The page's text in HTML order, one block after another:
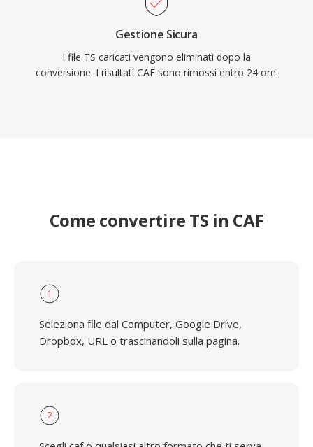
Gestione Sicura
I file TS caricati vengono eliminati dopo la
conversione. I risultati CAF sono rimossi entro 24 ore.
Come convertire TS in CAF
1
Seleziona file dal Computer, Google Drive,
Dropbox, URL o trascinandoli sulla pagina.
2